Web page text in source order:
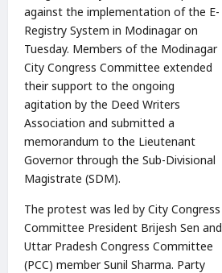
against the implementation of the E-
Registry System in Modinagar on
Tuesday. Members of the Modinagar
City Congress Committee extended
their support to the ongoing
agitation by the Deed Writers
Association and submitted a
memorandum to the Lieutenant
Governor through the Sub-Divisional
Magistrate (SDM).
The protest was led by City Congress
Committee President Brijesh Sen and
Uttar Pradesh Congress Committee
(PCC) member Sunil Sharma. Party